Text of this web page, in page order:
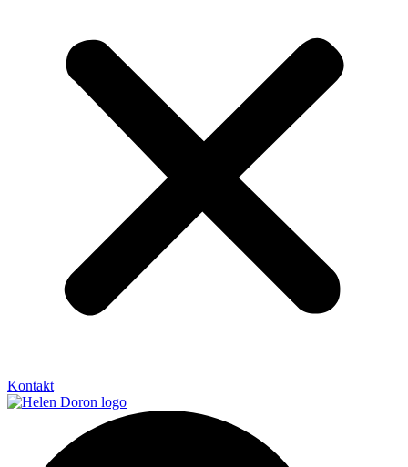
Kontakt